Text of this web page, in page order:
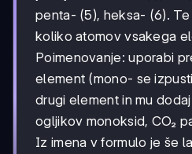
penta- (5), heksa- (6).
koliko atomov vsakega
Poimenovanje: uporabi
element (mono- se
drugi element in mu
ogljikov monoksid, CO₂
Iz imena v formulo je še